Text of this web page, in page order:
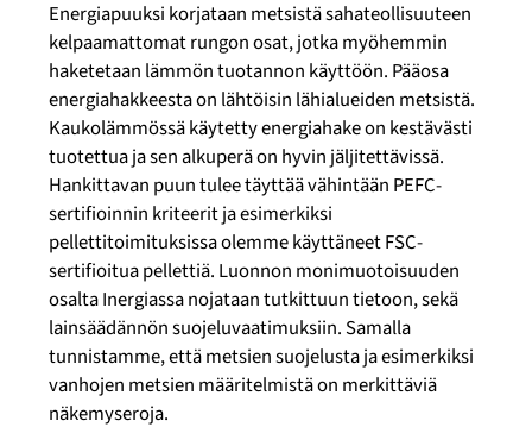
Energiapuuksi korjataan metsistä sahateollisuuteen
kelpaamattomat rungon osat, jotka myöhemmin
haketetaan lämmön tuotannon käyttöön. Pääosa
energiahakkeesta on lähtöisin lähialueiden metsistä.
Kaukolämmössä käytetty energiahake on kestävästi
tuotettua ja sen alkuperä on hyvin jäljitettävissä.
Hankittavan puun tulee täyttää vähintään PEFC-
sertifioinnin kriteerit ja esimerkiksi
pellettitoimituksissa olemme käyttäneet FSC-
sertifioitua pellettiä. Luonnon monimuotoisuuden
osalta Inergiassa nojataan tutkittuun tietoon, sekä
lainsäädännön suojeluvaatimuksiin. Samalla
tunnistamme, että metsien suojelusta ja esimerkiksi
vanhojen metsien määritelmistä on merkittäviä
näkemyseroja.